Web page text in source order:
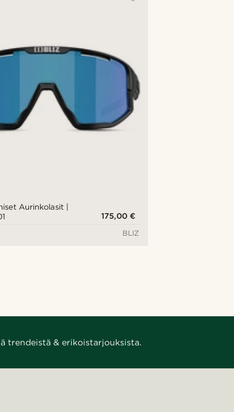
Aurinkolasit |
175,00 €
BLIZ
trendeistä & erikoistarjouksista.